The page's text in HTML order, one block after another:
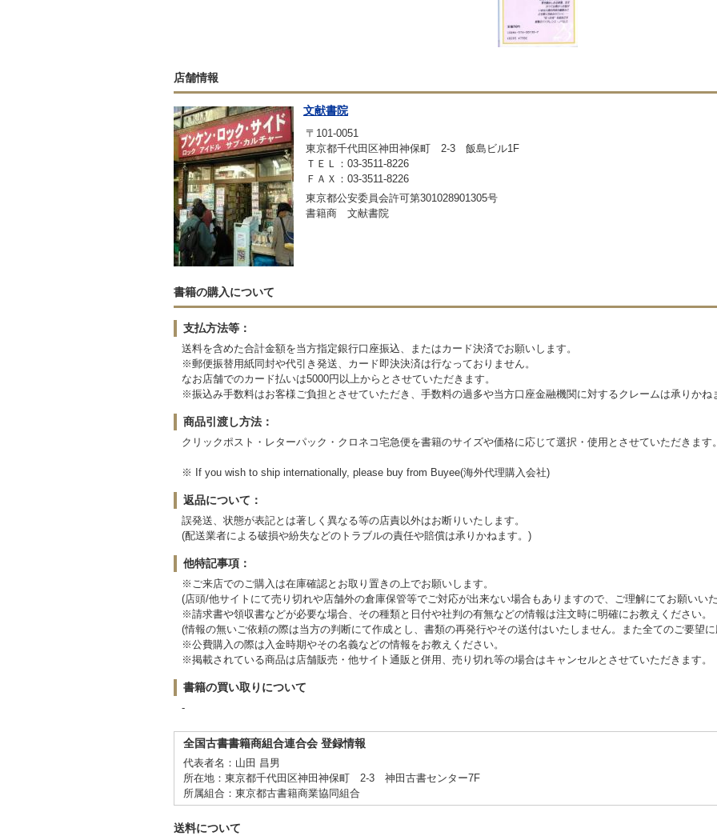
店舗情報
文献書院
〒101-0051
東京都千代田区神田神保町 2-3 飯島ビル1F
ＴＥＬ：03-3511-8226
ＦＡＸ：03-3511-8226
東京都公安委員会許可第301028901305号
書籍商 文献書院
書籍の購入について
支払方法等：
送料を含めた合計金額を当方指定銀行口座振込、またはカード決済でお願いします。
※郵便振替用紙同封や代引き発送、カード即決決済は行なっておりません。
なお店舗でのカード払いは5000円以上からとさせていただきます。
※振込み手数料はお客様ご負担とさせていただき、手数料の過多や当方口座金融機関に対するクレームは承りかね
商品引渡し方法：
クリックポスト・レターパック・クロネコ宅急便を書籍のサイズや価格に応じて選択・使用とさせていただきます
※ If you wish to ship internationally, please buy from Buyee(海外代理購入会社)
返品について：
誤発送、状態が表記とは著しく異なる等の店責以外はお断りいたします。
(配送業者による破損や紛失などのトラブルの責任や賠償は承りかねます。)
他特記事項：
※ご来店でのご購入は在庫確認とお取り置きの上でお願いします。
(店頭/他サイトにて売り切れや店舗外の倉庫保管等でご対応が出来ない場合もありますので、ご理解にてお願いい
※請求書や領収書などが必要な場合、その種類と日付や社判の有無などの情報は注文時に明確にお教えください。
(情報の無いご依頼の際は当方の判断にて作成とし、書類の再発行やその送付はいたしません。また全てのご要望
※公費購入の際は入金時期やその名義などの情報をお教えください。
※掲載されている商品は店舗販売・他サイト通販と併用、売り切れ等の場合はキャンセルとさせていただきます。
書籍の買い取りについて
-
全国古書書籍商組合連合会 登録情報
代表者名：山田 昌男
所在地：東京都千代田区神田神保町 2-3 神田古書センター7F
所属組合：東京都古書籍商業協同組合
送料について